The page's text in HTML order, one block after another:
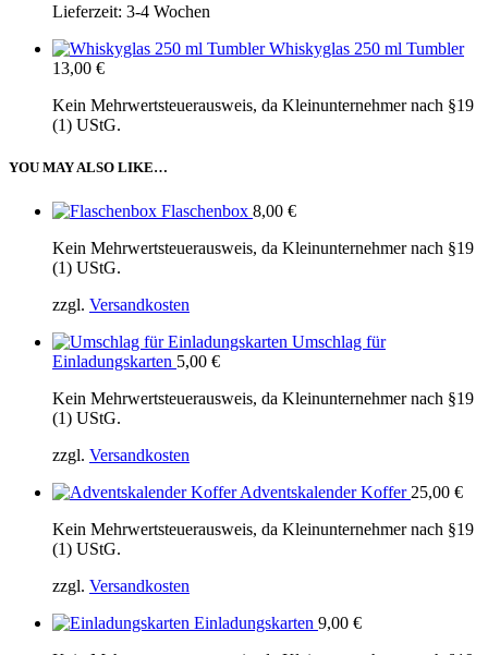
Lieferzeit: 3-4 Wochen
Whiskyglas 250 ml Tumbler
13,00 €
Kein Mehrwertsteuerausweis, da Kleinunternehmer nach §19
(1) UStG.
YOU MAY ALSO LIKE…
Flaschenbox 8,00 €
Kein Mehrwertsteuerausweis, da Kleinunternehmer nach §19
(1) UStG.
zzgl. Versandkosten
Umschlag für
Einladungskarten 5,00 €
Kein Mehrwertsteuerausweis, da Kleinunternehmer nach §19
(1) UStG.
zzgl. Versandkosten
Adventskalender Koffer 25,00 €
Kein Mehrwertsteuerausweis, da Kleinunternehmer nach §19
(1) UStG.
zzgl. Versandkosten
Einladungskarten 9,00 €